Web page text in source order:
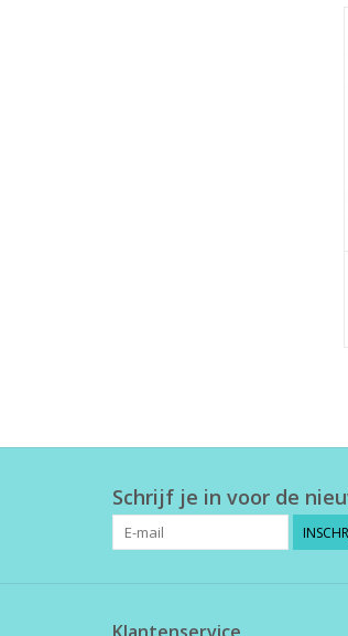
Schrijf je in voor de
Klantenservice